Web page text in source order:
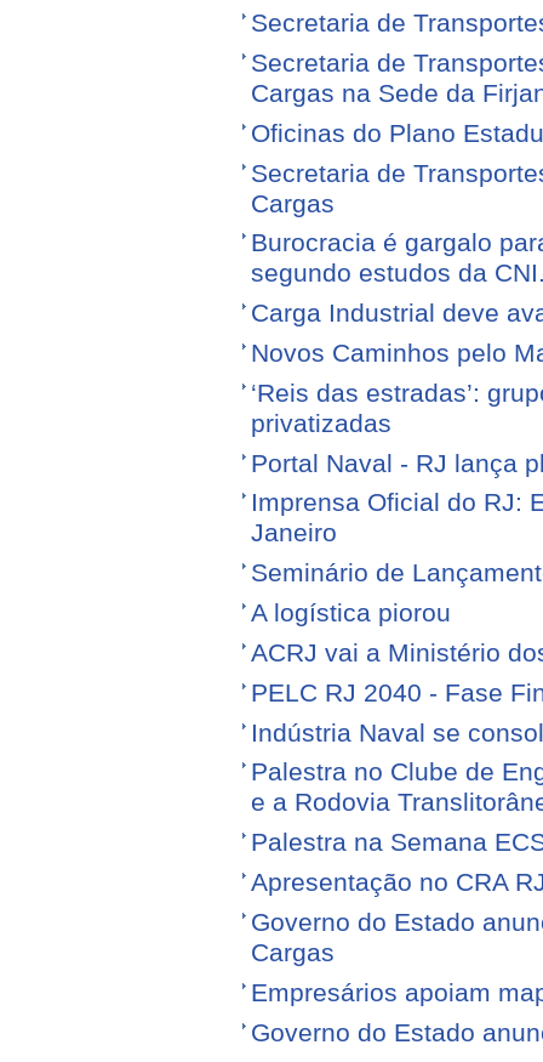
Secretaria de
Secretaria de
Cargas na Sede da
Oficinas do Plano
Secretaria de
Cargas
Burocracia é gargalo
segundo estudos da
Carga Industrial deve
Novos Caminhos pelo
‘Reis das estradas’:
privatizadas
Portal Naval - RJ lança
Imprensa Oficial do RJ:
Janeiro
Seminário de
A logística piorou
ACRJ vai a Ministério
PELC RJ 2040 - Fase
Indústria Naval se
Palestra no Clube de
e a Rodovia
Palestra na Semana
Apresentação no CRA
Governo do Estado
Cargas
Empresários apoiam
Governo do Estado